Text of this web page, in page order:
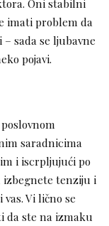
Oni stabilni
imati problem da
– sada se ljubavne
pojavi.
saradnicima
i iscrpljujući po
izbegnete tenziju i
Vi lično se
da ste na izmaku